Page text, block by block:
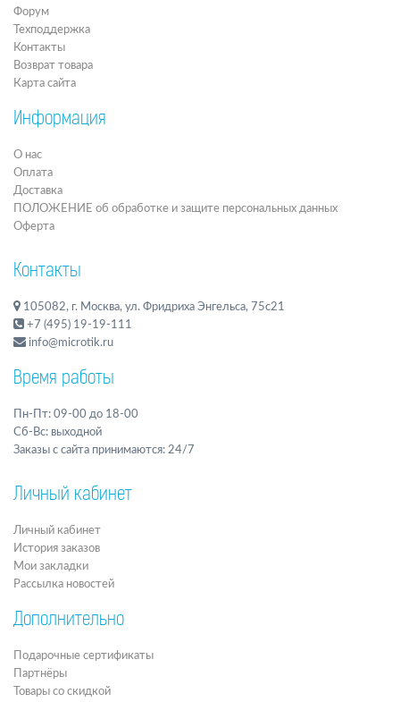
Форум
Техподдержка
Контакты
Возврат товара
Карта сайта
Информация
О нас
Оплата
Доставка
ПОЛОЖЕНИЕ об обработке и защите персональных данных
Оферта
Контакты
105082, г. Москва, ул. Фридриха Энгельса, 75с21
+7 (495) 19-19-111
info@microtik.ru
Время работы
Пн-Пт: 09-00 до 18-00
Сб-Вс: выходной
Заказы с сайта принимаются: 24/7
Личный кабинет
Личный кабинет
История заказов
Мои закладки
Рассылка новостей
Дополнительно
Подарочные сертификаты
Партнёры
Товары со скидкой